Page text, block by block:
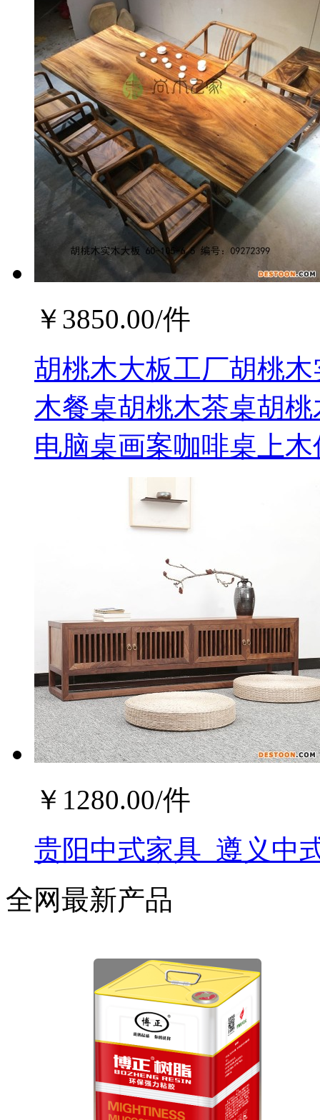
￥ 3850.00/件
胡桃木大板工厂胡桃
木餐桌胡桃木茶桌胡
电脑桌画案咖啡桌上木
￥ 1280.00/件
贵阳中式家具_遵义中
全网最新产品